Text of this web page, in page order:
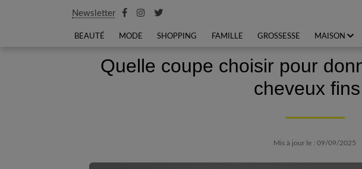
Newsletter
BEAUTÉ MODE SHOPPING FAMILLE GROSSESSE MAISON
Quelle coupe choisir pour
cheveux
Mis à jour le : 09/09/2025